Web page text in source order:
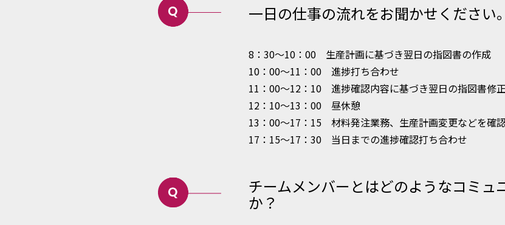
一日の仕事の流れをお聞かせください。
8：30～10：00 生産計画に基づき翌日の指図書の作成
10：00～11：00 進捗打ち合わせ
11：00～12：10 進捗確認内容に基づき翌日の指図書修
12：10～13：00 昼休憩
13：00～17：15 材料発注業務、生産計画変更などを確
17：15～17：30 当日までの進捗確認打ち合わせ
チームメンバーとはどのようなコミュ
か？